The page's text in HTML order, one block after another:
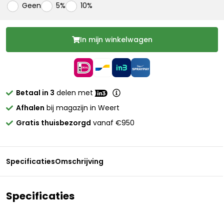
Geen 5% 10%
In mijn winkelwagen
Betaal in 3 delen met
Afhalen bij magazijn in Weert
Gratis thuisbezorgd vanaf €950
SpecificatiesOmschrijving
Specificaties